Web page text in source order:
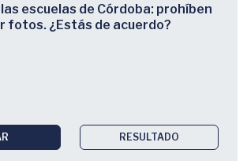
escuelas de Córdoba: prohíben
fotos. ¿Estás de acuerdo?
RESULTADO